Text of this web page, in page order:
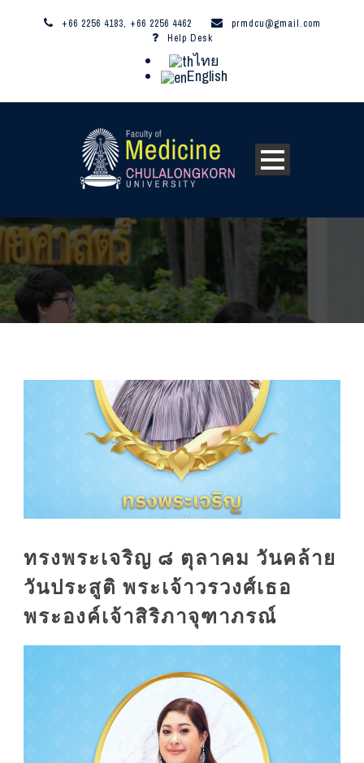
+66 2256 4183, +66 2256 4462
prmdcu@gmail.com
Help Desk
ไทย
English
ทรงพระเจริญ ๘ ตุลาคม วันคล้าย
วันประสูติ พระเจ้าวรวงศ์เธอ
พระองค์เจ้าสิริภาจุฑาภรณ์